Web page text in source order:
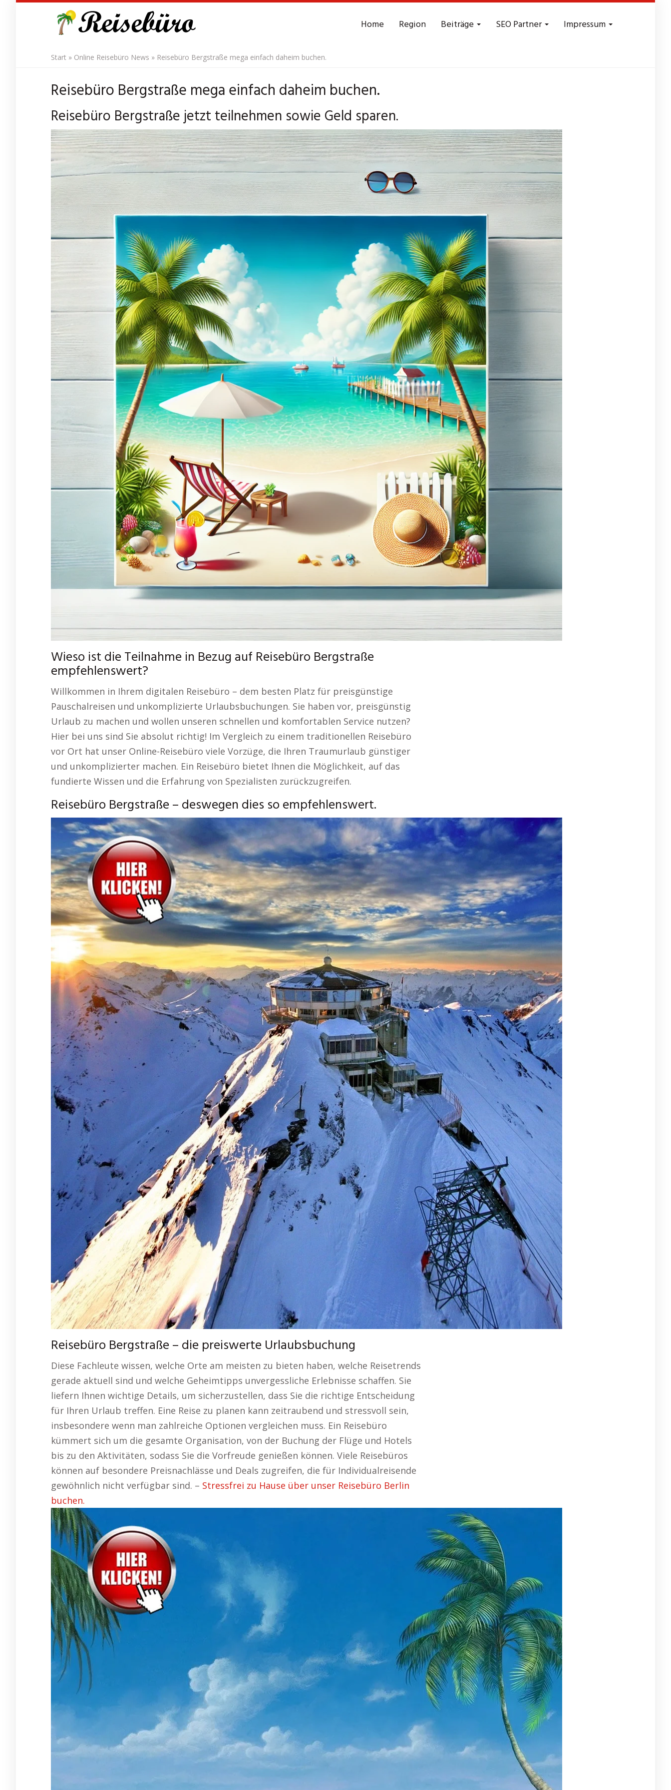
Home Region Beiträge SEO Partner Impressum
Start » Online Reisebüro News » Reisebüro Bergstraße mega einfach daheim buchen.
Reisebüro Bergstraße mega einfach daheim buchen.
Reisebüro Bergstraße jetzt teilnehmen sowie Geld sparen.
Wieso ist die Teilnahme in Bezug auf Reisebüro Bergstraße
empfehlenswert?
Willkommen in Ihrem digitalen Reisebüro – dem besten Platz für preisgünstige
Pauschalreisen und unkomplizierte Urlaubsbuchungen. Sie haben vor, preisgünstig
Urlaub zu machen und wollen unseren schnellen und komfortablen Service nutzen?
Hier bei uns sind Sie absolut richtig! Im Vergleich zu einem traditionellen Reisebüro
vor Ort hat unser Online-Reisebüro viele Vorzüge, die Ihren Traumurlaub günstiger
und unkomplizierter machen. Ein Reisebüro bietet Ihnen die Möglichkeit, auf das
fundierte Wissen und die Erfahrung von Spezialisten zurückzugreifen.
Reisebüro Bergstraße – deswegen dies so empfehlenswert.
Reisebüro Bergstraße – die preiswerte Urlaubsbuchung
Diese Fachleute wissen, welche Orte am meisten zu bieten haben, welche Reisetrends
gerade aktuell sind und welche Geheimtipps unvergessliche Erlebnisse schaffen. Sie
liefern Ihnen wichtige Details, um sicherzustellen, dass Sie die richtige Entscheidung
für Ihren Urlaub treffen. Eine Reise zu planen kann zeitraubend und stressvoll sein,
insbesondere wenn man zahlreiche Optionen vergleichen muss. Ein Reisebüro
kümmert sich um die gesamte Organisation, von der Buchung der Flüge und Hotels
bis zu den Aktivitäten, sodass Sie die Vorfreude genießen können. Viele Reisebüros
können auf besondere Preisnachlässe und Deals zugreifen, die für Individualreisende
gewöhnlich nicht verfügbar sind. – Stressfrei zu Hause über unser Reisebüro Berlin
buchen.